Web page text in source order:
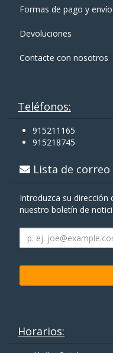
Formas de pago y enví­o
Devoluciones
Contacte con nosotros
Teléfonos:
915211165
915218745
Lista de correo
Introduzca su dirección
nuestro boletín de
Horarios: